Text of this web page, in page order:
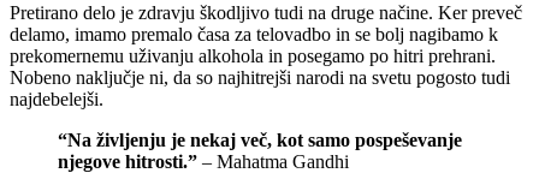
Pretirano delo je zdravju škodljivo tudi na druge načine. Ker preveč
delamo, imamo premalo časa za telovadbo in se bolj nagibamo k
prekomernemu uživanju alkohola in posegamo po hitri prehrani.
Nobeno naključje ni, da so najhitrejši narodi na svetu pogosto tudi
najdebelejši.
“Na življenju je nekaj več, kot samo pospeševanje
njegove hitrosti.” – Mahatma Gandhi